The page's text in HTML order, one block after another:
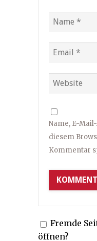
Name, E-
diesem
Kommentar
Fremde
öffnen?